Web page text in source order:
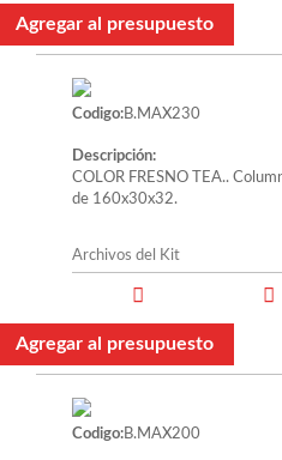
Agregar al presupuesto
Codigo:B.MAX230
Descripción:
COLOR FRESNO TEA..
de 160x30x32.
Archivos del Kit
Agregar al presupuesto
Codigo:B.MAX200